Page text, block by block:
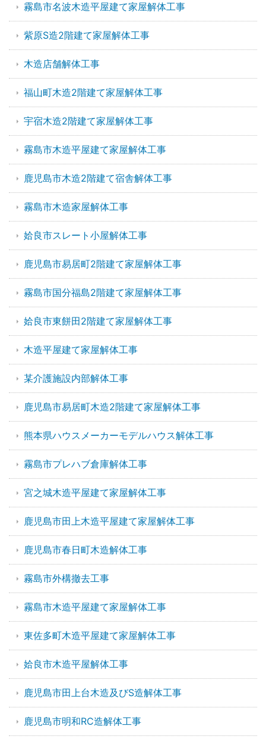
霧島市名波木造平屋建て家屋解体工事
紫原S造2階建て家屋解体工事
木造店舗解体工事
福山町木造2階建て家屋解体工事
宇宿木造2階建て家屋解体工事
霧島市木造平屋建て家屋解体工事
鹿児島市木造2階建て宿舎解体工事
霧島市木造家屋解体工事
姶良市スレート小屋解体工事
鹿児島市易居町2階建て家屋解体工事
霧島市国分福島2階建て家屋解体工事
姶良市東餅田2階建て家屋解体工事
木造平屋建て家屋解体工事
某介護施設内部解体工事
鹿児島市易居町木造2階建て家屋解体工事
熊本県ハウスメーカーモデルハウス解体工事
霧島市プレハブ倉庫解体工事
宮之城木造平屋建て家屋解体工事
鹿児島市田上木造平屋建て家屋解体工事
鹿児島市春日町木造解体工事
霧島市外構撤去工事
霧島市木造平屋建て家屋解体工事
東佐多町木造平屋建て家屋解体工事
姶良市木造平屋解体工事
鹿児島市田上台木造及びS造解体工事
鹿児島市明和RC造解体工事